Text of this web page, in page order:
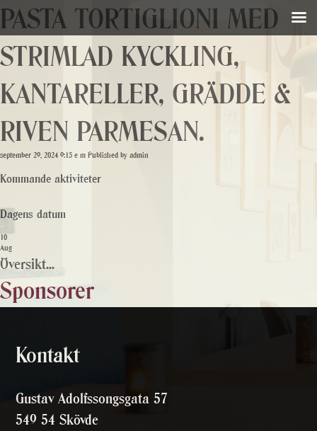
PASTA TORTIGLIONI MED
STRIMLAD KYCKLING,
KANTARELLER, GRÄDDE &
RIVEN PARMESAN.
september 29, 2024 9:15 e m Published by admin
Kommande aktiviteter
Dagens datum
10
Aug
Översikt...
Sponsorer
Kontakt
Gustav Adolfssongsgata 57
549 54 Skövde